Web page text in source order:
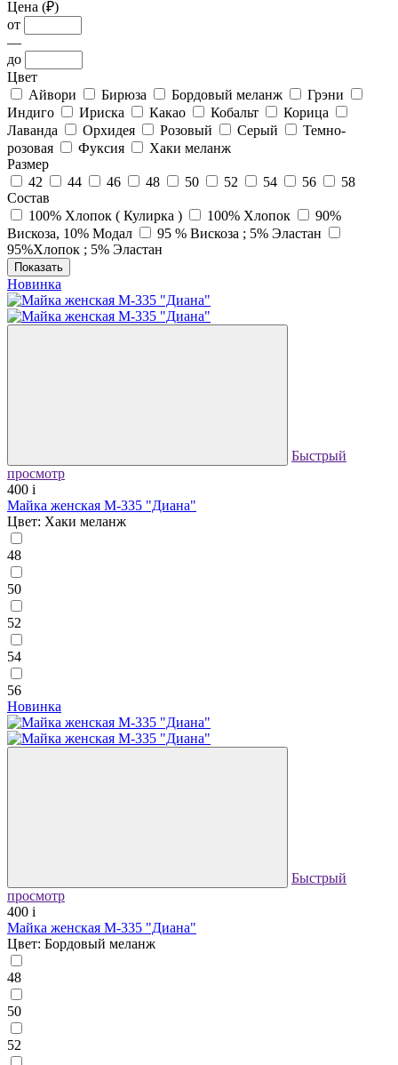
Цена (₽)
от
—
до
Цвет
Айвори
Бирюза Бордовый меланж
Грэни
Индиго
Ириска Какао Кобальт
Корица
Лаванда
Орхидея Розовый Серый
Темно-
розовая
Фуксия
Хаки меланж
Размер
42
44 46 48 50 52 54 56
58
Состав
100% Хлопок ( Кулирка )
100% Хлопок
90%
Вискоза, 10% Модал
95 % Вискоза ; 5% Эластан
95%Хлопок ; 5% Эластан
Показать
Новинка
Быстрый
просмотр
400 i
Майка женская М-335 "Диана"
Цвет: Хаки меланж
48
50
52
54
56
Новинка
Быстрый
просмотр
400 i
Майка женская М-335 "Диана"
Цвет: Бордовый меланж
48
50
52